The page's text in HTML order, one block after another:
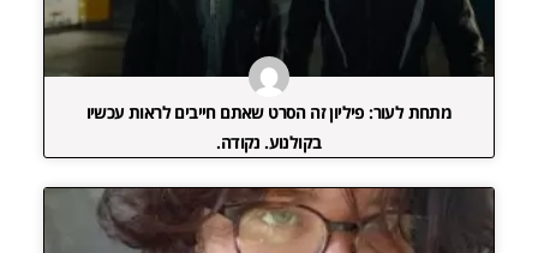
מתחת לעור: פיליון זה הסרט שאתם חייבים לראות עכשיו
בקולנוע. נקודה.